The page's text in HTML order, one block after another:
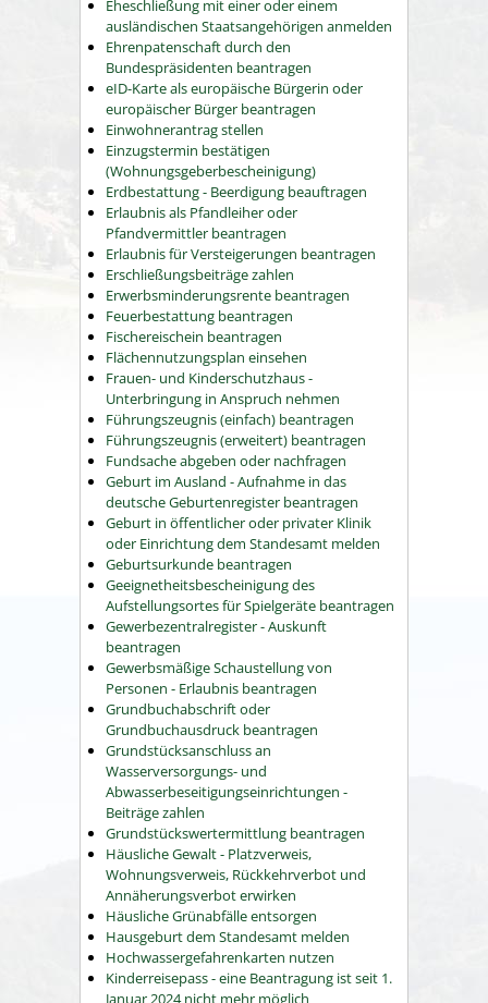
Eheschließung mit einer oder einem
ausländischen Staatsangehörigen anmelden
Ehrenpatenschaft durch den
Bundespräsidenten beantragen
eID-Karte als europäische Bürgerin oder
europäischer Bürger beantragen
Einwohnerantrag stellen
Einzugstermin bestätigen
(Wohnungsgeberbescheinigung)
Erdbestattung - Beerdigung beauftragen
Erlaubnis als Pfandleiher oder
Pfandvermittler beantragen
Erlaubnis für Versteigerungen beantragen
Erschließungsbeiträge zahlen
Erwerbsminderungsrente beantragen
Feuerbestattung beantragen
Fischereischein beantragen
Flächennutzungsplan einsehen
Frauen- und Kinderschutzhaus -
Unterbringung in Anspruch nehmen
Führungszeugnis (einfach) beantragen
Führungszeugnis (erweitert) beantragen
Fundsache abgeben oder nachfragen
Geburt im Ausland - Aufnahme in das
deutsche Geburtenregister beantragen
Geburt in öffentlicher oder privater Klinik
oder Einrichtung dem Standesamt melden
Geburtsurkunde beantragen
Geeignetheitsbescheinigung des
Aufstellungsortes für Spielgeräte beantragen
Gewerbezentralregister - Auskunft
beantragen
Gewerbsmäßige Schaustellung von
Personen - Erlaubnis beantragen
Grundbuchabschrift oder
Grundbuchausdruck beantragen
Grundstücksanschluss an
Wasserversorgungs- und
Abwasserbeseitigungseinrichtungen -
Beiträge zahlen
Grundstückswertermittlung beantragen
Häusliche Gewalt - Platzverweis,
Wohnungsverweis, Rückkehrverbot und
Annäherungsverbot erwirken
Häusliche Grünabfälle entsorgen
Hausgeburt dem Standesamt melden
Hochwassergefahrenkarten nutzen
Kinderreisepass - eine Beantragung ist seit 1.
Januar 2024 nicht mehr möglich